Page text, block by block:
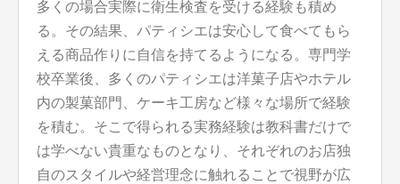
多くの場合実際に衛生検査を受ける経験も積め
る。その結果、パティシエは安心して食べてもら
える商品作りに自信を持てるようになる。専門学
校卒業後、多くのパティシエは洋菓子店やホテル
内の製菓部門、ケーキ工房など様々な場所で経験
を積む。そこで得られる実務経験は教科書だけで
は学べない貴重なものとなり、それぞれのお店独
自のスタイルや経営理念に触れることで視野が広